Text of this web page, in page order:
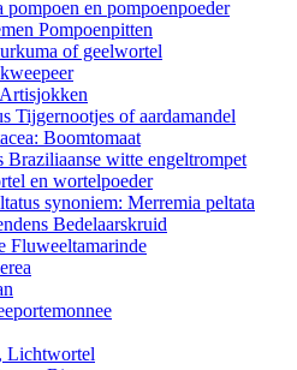
en pompoenpoeder
Pompoenpitten
of geelwortel
Tijgernootjes of aardamandel
Boomtomaat
Braziliaanse witte engeltrompet
en wortelpoeder
synoniem: Merremia peltata
Bedelaarskruid
Fluweeltamarinde
Lichtwortel